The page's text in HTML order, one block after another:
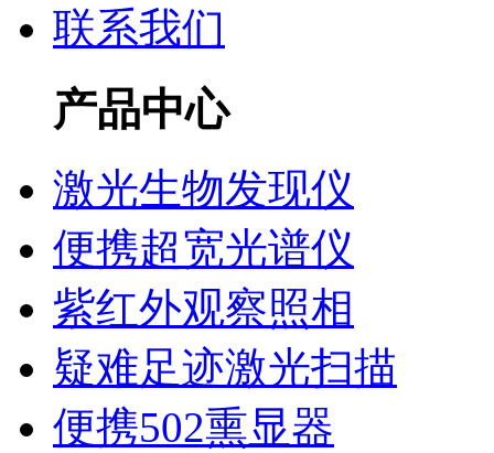
联系我们
产品中心
激光生物发现仪
便携超宽光谱仪
紫红外观察照相
疑难足迹激光扫描
便携502熏显器